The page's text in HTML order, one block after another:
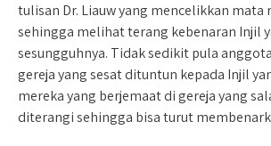
tulisan Dr. Liauw yang mencelikkan mata
sehingga melihat terang kebenaran Injil
sesungguhnya. Tidak sedikit pula
gereja yang sesat dituntun kepada Injil
mereka yang berjemaat di gereja yang
diterangi sehingga bisa turut